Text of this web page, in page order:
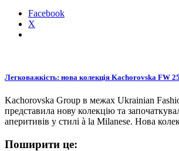
Facebook
X
Легковажкість: нова колекція Kachorovska FW
Kachorovska Group в межах Ukrainian
представила нову колекцію та
аперитивів у стилі à la Milanese. Нова
Поширити це: